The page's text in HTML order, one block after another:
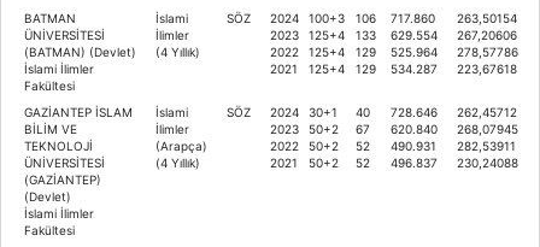
BATMAN
ÜNİVERSİTESİ
(BATMAN) (Devlet)
İslami İlimler
Fakültesi
İslami
İlimler
(4 Yıllık)
SÖZ
2024
2023
2022
2021
100+3
125+4
125+4
125+4
106
133
129
129
717.860
629.554
525.964
534.287
263,50154
267,20606
278,57786
223,67618
GAZİANTEP İSLAM
BİLİM VE
TEKNOLOJİ
ÜNİVERSİTESİ
(GAZİANTEP)
(Devlet)
İslami İlimler
Fakültesi
İslami
İlimler
(Arapça)
(4 Yıllık)
SÖZ
2024
2023
2022
2021
30+1
50+2
50+2
50+2
40
67
52
52
728.646
620.840
490.931
496.837
262,45712
268,07945
282,53911
230,24088